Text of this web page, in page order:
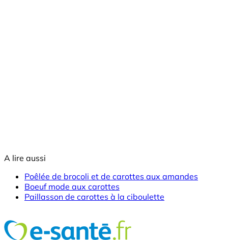
A lire aussi
Poêlée de brocoli et de carottes aux amandes
Boeuf mode aux carottes
Paillasson de carottes à la ciboulette